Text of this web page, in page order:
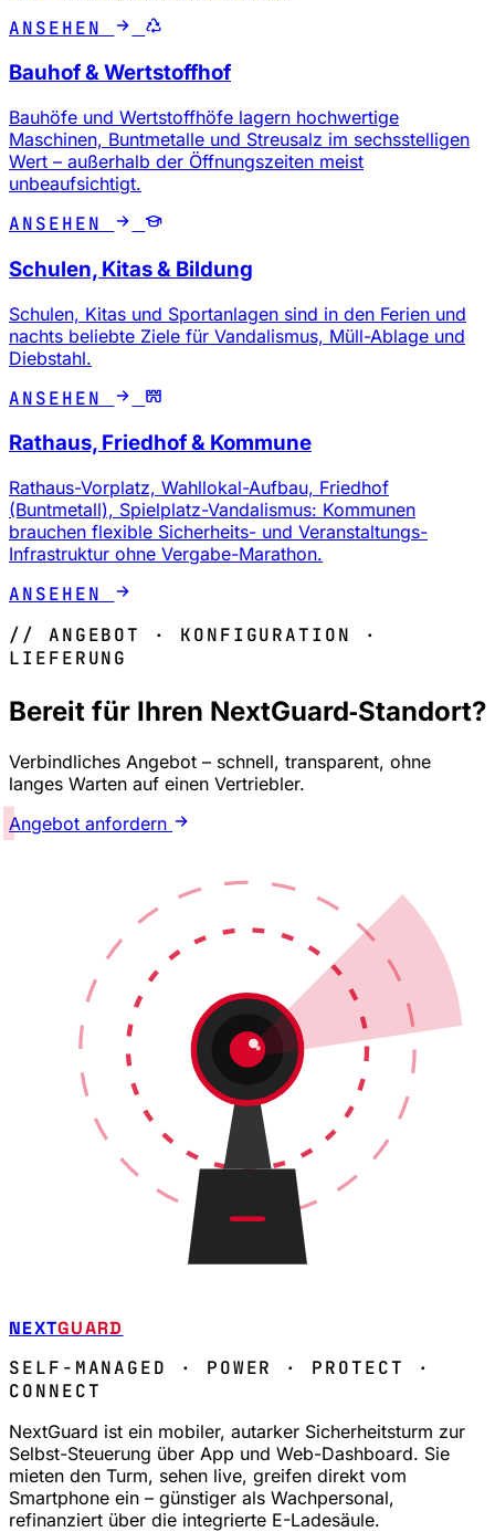
ANSEHEN
Bauhof & Wertstoffhof
Bauhöfe und Wertstoffhöfe lagern hochwertige
Maschinen, Buntmetalle und Streusalz im sechsstelligen
Wert – außerhalb der Öffnungszeiten meist
unbeaufsichtigt.
ANSEHEN
Schulen, Kitas & Bildung
Schulen, Kitas und Sportanlagen sind in den Ferien und
nachts beliebte Ziele für Vandalismus, Müll-Ablage und
Diebstahl.
ANSEHEN
Rathaus, Friedhof & Kommune
Rathaus-Vorplatz, Wahllokal-Aufbau, Friedhof
(Buntmetall), Spielplatz-Vandalismus: Kommunen
brauchen flexible Sicherheits- und Veranstaltungs-
Infrastruktur ohne Vergabe-Marathon.
ANSEHEN
// ANGEBOT · KONFIGURATION ·
LIEFERUNG
Bereit für Ihren NextGuard‑Standort?
Verbindliches Angebot – schnell, transparent, ohne
langes Warten auf einen Vertriebler.
Angebot anfordern
NEXTGUARD
SELF-MANAGED · POWER · PROTECT ·
CONNECT
NextGuard ist ein mobiler, autarker Sicherheitsturm zur
Selbst-Steuerung über App und Web-Dashboard. Sie
mieten den Turm, sehen live, greifen direkt vom
Smartphone ein – günstiger als Wachpersonal,
refinanziert über die integrierte E-Ladesäule.